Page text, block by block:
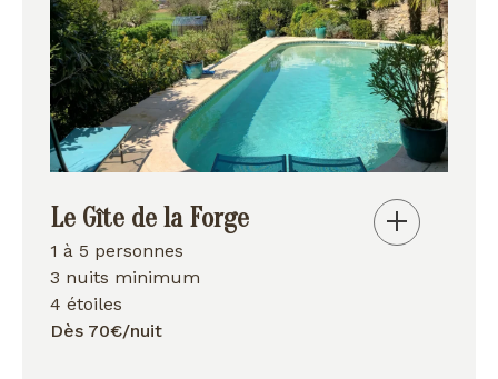
Le Gîte de la Forge
1 à 5 personnes
3 nuits minimum
4 étoiles
Dès 70€/nuit